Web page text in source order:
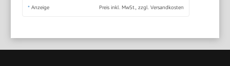
* Anzeige Preis inkl. MwSt., zzgl. Versandkosten